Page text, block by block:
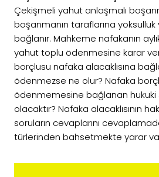
Çekişmeli yahut anlaşmalı
boşanmanın taraflarına yoksulluk
bağlanır. Mahkeme nafakanın
yahut toplu ödenmesine karar
borçlusu nafaka alacaklısına
ödenmezse ne olur? Nafaka
ödenmemesine bağlanan hukuki
olacaktır? Nafaka alacaklısının
soruların cevaplarını
türlerinden bahsetmekte yarar